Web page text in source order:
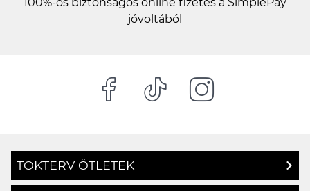
jóvoltából
TOKTERV ÖTLETEK